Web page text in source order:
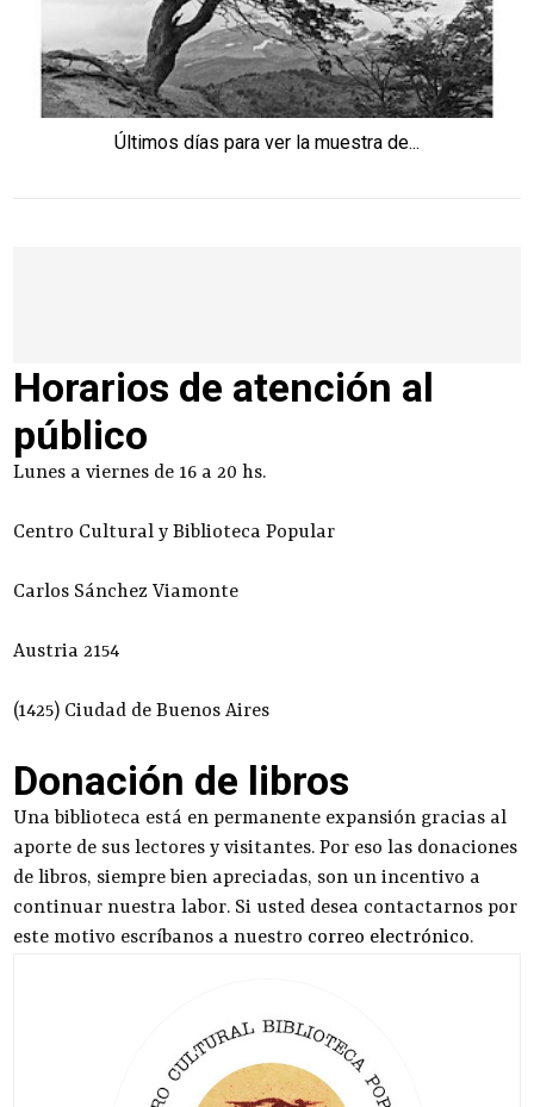
Últimos días para ver la muestra de...
Horarios de atención al
público
Lunes a viernes de 16 a 20 hs.
Centro Cultural y Biblioteca Popular
Carlos Sánchez Viamonte
Austria 2154
(1425) Ciudad de Buenos Aires
Donación de libros
Una biblioteca está en permanente expansión gracias al
aporte de sus lectores y visitantes. Por eso las donaciones
de libros, siempre bien apreciadas, son un incentivo a
continuar nuestra labor. Si usted desea contactarnos por
este motivo escríbanos a nuestro correo electrónico.